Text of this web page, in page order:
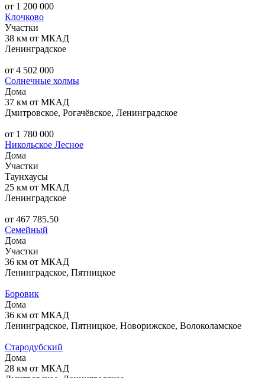
от 1 200 000
Клочково
Участки
38 км от МКАД
Ленинградское
от 4 502 000
Солнечные холмы
Дома
37 км от МКАД
Дмитровское, Рогачёвское, Ленинградское
от 1 780 000
Никольское Лесное
Дома
Участки
Таунхаусы
25 км от МКАД
Ленинградское
от 467 785.50
Семейный
Дома
Участки
36 км от МКАД
Ленинградское, Пятницкое
Боровик
Дома
36 км от МКАД
Ленинградское, Пятницкое, Новорижское, Волоколамское
Стародубский
Дома
28 км от МКАД